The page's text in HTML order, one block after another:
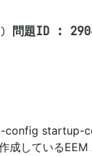
問題ID :
startup-
成している